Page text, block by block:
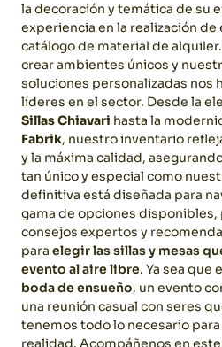
la decoración y temática de su
experiencia en la realización
catálogo de material de
crear ambientes únicos y
soluciones personalizadas nos
líderes en el sector. Desde la
Sillas Chiavari hasta la
Fabrik, nuestro inventario
y la máxima calidad,
tan único y especial como
definitiva está diseñada para
gama de opciones
consejos expertos y
para elegir las sillas y mesas
evento al aire libre. Ya sea que
boda de ensueño, un evento
una reunión casual con seres
tenemos todo lo necesario
realidad. Acompáñenos en